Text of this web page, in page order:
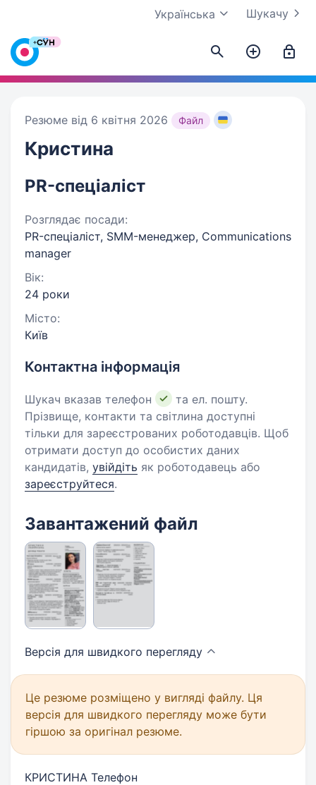
Шукачу
Українська
Резюме від 6 квітня 2026 Файл
Кристина
PR-спеціаліст
Розглядає посади:
PR-спеціаліст, SMM-менеджер, Communications
manager
Вік:
24 роки
Місто:
Київ
Контактна інформація
Шукач вказав телефон
та ел. пошту.
Прізвище, контакти та світлина доступні
тільки для зареєстрованих роботодавців. Щоб
отримати доступ до особистих даних
кандидатів, увійдіть як роботодавець або
зареєструйтеся.
Завантажений файл
Версія для швидкого перегляду
Це резюме розміщено у вигляді файлу. Ця
версія для швидкого перегляду може бути
гіршою за оригінал резюме.
КРИСТИНА Телефон